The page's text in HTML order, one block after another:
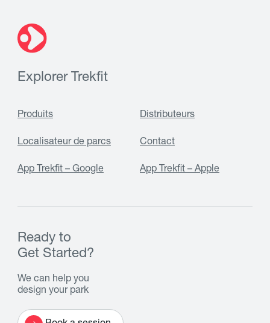
Explorer Trekfit
Produits Distributeurs
Localisateur de parcs Contact
App Trekfit – Google App Trekfit – Apple
Ready to
Get Started?
We can help you
design your park